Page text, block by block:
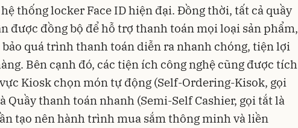
thống locker Face ID hiện đại. Đồng thời, tất cả quầy
được đồng bộ để hỗ trợ thanh toán mọi loại sản phẩm,
quá trình thanh toán diễn ra nhanh chóng, tiện lợi
Bên cạnh đó, các tiện ích công nghệ cũng được tích
Kiosk chọn món tự động (Self-Ordering-Kisok, gọi
Quầy thanh toán nhanh (Semi-Self Cashier, gọi tắt là
tạo nên hành trình mua sắm thông minh và liền